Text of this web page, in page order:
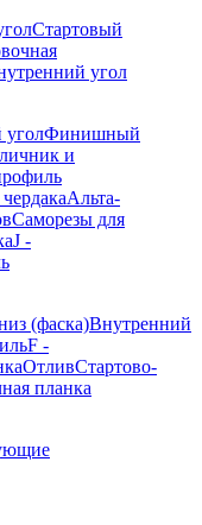
Стартовый
угол
Финишный
и
Альта-
Саморезы для
J -
(фаска)Внутренний
F -
ОтливСтартово-
планка